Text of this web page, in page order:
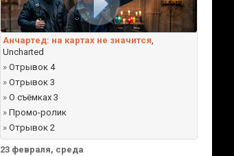
Анчартед: на картах не значится,
Uncharted
» Отрывок 4
» Отрывок 3
» О съёмках 3
» Промо-ролик
» Отрывок 2
23 февраля, среда